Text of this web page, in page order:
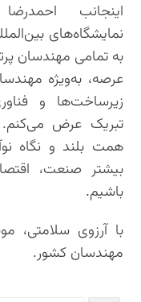
اینجانب
نمایشگاه‌های
به تمامی مهندسان
عرصه، به‌ویژه
زیرساخت‌ها و
تبریک عرض می‌کنم.
همت بلند و نگاه
بیشتر صنعت،
باشیم.
با آرزوی سلامتی،
مهندسان کشور.